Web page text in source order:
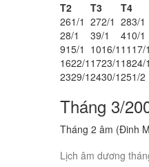
T2
T3 T4
261/1 272/1 283/1
28/1 39/1 410/1
915/1 1016/1 11 17/1
1622/1 1723/1 1824/1
2329/12430/1251/2
Tháng 3/
Tháng 2 âm (Đinh
Lịch âm dương